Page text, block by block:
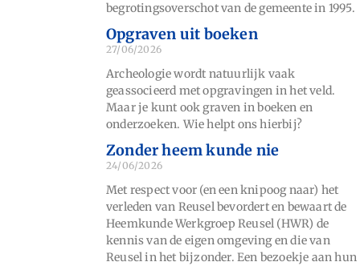
begrotingsoverschot van de gemeente in 1995.
Opgraven uit boeken
27/06/2026
Archeologie wordt natuurlijk vaak
geassocieerd met opgravingen in het veld.
Maar je kunt ook graven in boeken en
onderzoeken. Wie helpt ons hierbij?
Zonder heem kunde nie
24/06/2026
Met respect voor (en een knipoog naar) het
verleden van Reusel bevordert en bewaart de
Heemkunde Werkgroep Reusel (HWR) de
kennis van de eigen omgeving en die van
Reusel in het bijzonder. Een bezoekje aan hun